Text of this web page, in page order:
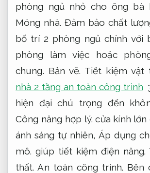
phòng ngủ nhỏ cho ông bà
Móng nhà. Đảm bảo chất
bố trí 2 phòng ngủ chính với
phòng làm việc hoặc
chung. Bản vẽ. Tiết kiệm vật
nhà 2 tầng an toàn công trình
hiện đại chú trọng đến
Công năng hợp lý. cửa kính
ánh sáng tự nhiên, Áp dụng
mô. giúp tiết kiệm điện năng.
thất. An toàn công trình. Bên